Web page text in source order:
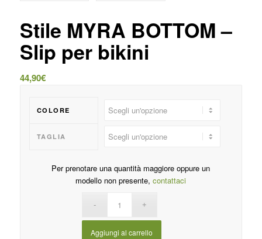
Stile MYRA BOTTOM –
Slip per bikini
44,90€
COLORE
TAGLIA
Per prenotare una quantità maggiore oppure un
modello non presente,contattaci
Aggiungi al carrello